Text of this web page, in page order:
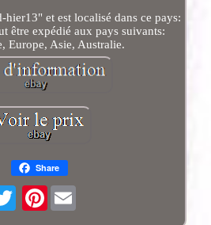
hier13" et est localisé dans ce pays:
être expédié aux pays suivants:
Europe, Asie, Australie.
Share
Pinterest